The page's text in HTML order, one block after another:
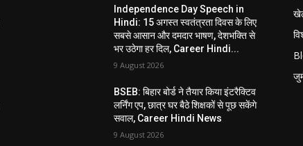
Independence Day Speech in
Hindi: 15 अगस्त स्वतंत्रता दिवस के लिए
सबसे आसान और दमदार भाषण, देशभक्ति से
भर उठेगा हर दिल, Career Hindi...
9 August 2026
BSEB: बिहार बोर्ड ने तैयार किया इंटरैक्टिव
लर्निंग एप, छात्र घर बैठे शिक्षकों से पूछ सकेंगे
सवाल, Career Hindi News
9 August 2026